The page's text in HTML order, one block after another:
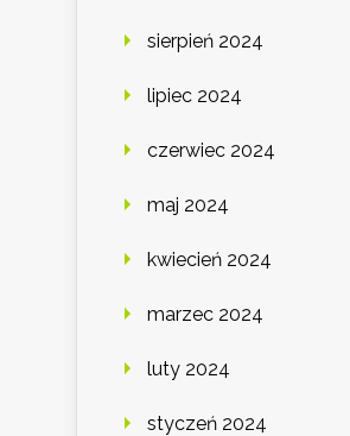
sierpień 2024
lipiec 2024
czerwiec 2024
maj 2024
kwiecień 2024
marzec 2024
luty 2024
styczeń 2024